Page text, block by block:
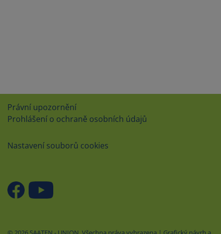
Právní upozornění
Prohlášení o ochraně osobních údajů
Nastavení souborů cookies